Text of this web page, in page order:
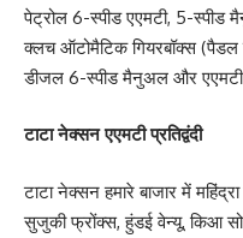
पेट्रोल 6-स्पीड एएमटी, 5-
क्लच ऑटोमैटिक गियरबॉक्स
डीजल 6-स्पीड मैनुअल और
टाटा नेक्सन एएमटी प्रतिद्वंदी
टाटा नेक्सन हमारे बाजार में
सुजुकी फ्रोंक्स, हुंडई वेन्यू, किआ